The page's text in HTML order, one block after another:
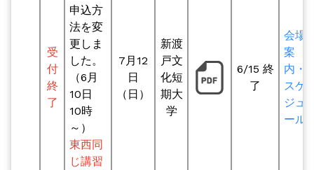
受
付
終
了
申込方
法を変
更しま
した。
（6月
10日
10時
～）
東西同
じ講習
7月12
日
（日）
新渡
戸文
化短
期大
学
6/15 終
了
会場
案
内・
スケ
ジュ
ール